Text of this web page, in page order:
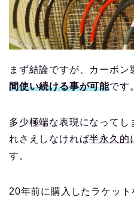
まず結論ですが、カーボン
間使い続ける事が可能です。
多少極端な表現になってし
れさえしなければ半永久的
す。
20年前に購入したラケッ